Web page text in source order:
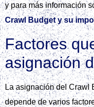
y para más información
Crawl Budget y su
Factores
asignación
La asignación del Crawl
depende de varios